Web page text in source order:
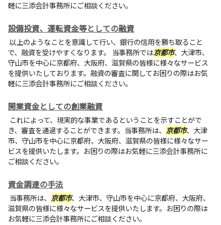
軽に三添会計事務所にご相談ください。
設備投資、運転資金等としての融資
以上のようなことを意識して行い、銀行の信用を勝ち取ること
で、融資を受けやすくなります。 当事務所では京都市、大津市、
守山市を中心に京都府、大阪府、滋賀県の皆様に様々なサービス
を提供いたしております。融資の審査に関してお困りの際はお気
軽に三添会計事務所にご相談ください。
開業資金としての創業融資
これによって、現実的な事業であるということを示すことがで
き、審査を通過することができます。当事務所は、 京都市、大津
市、守山市を中心に京都府、大阪府、滋賀県の皆様に様々なサー
ビスを提供いたします。お困りの際はお気軽に三添会計事務所に
ご相談ください。
資金調達の手法
当事務所は、 京都市、大津市、守山市を中心に京都府、大阪府、
滋賀県の皆様に様々なサービスを提供いたします。お困りの際は
お気軽に三添会計事務所にご相談ください。